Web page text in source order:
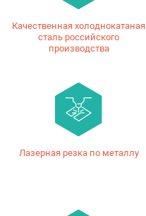
Качественная холоднокатаная
сталь российского
производства
Лазерная резка по металлу